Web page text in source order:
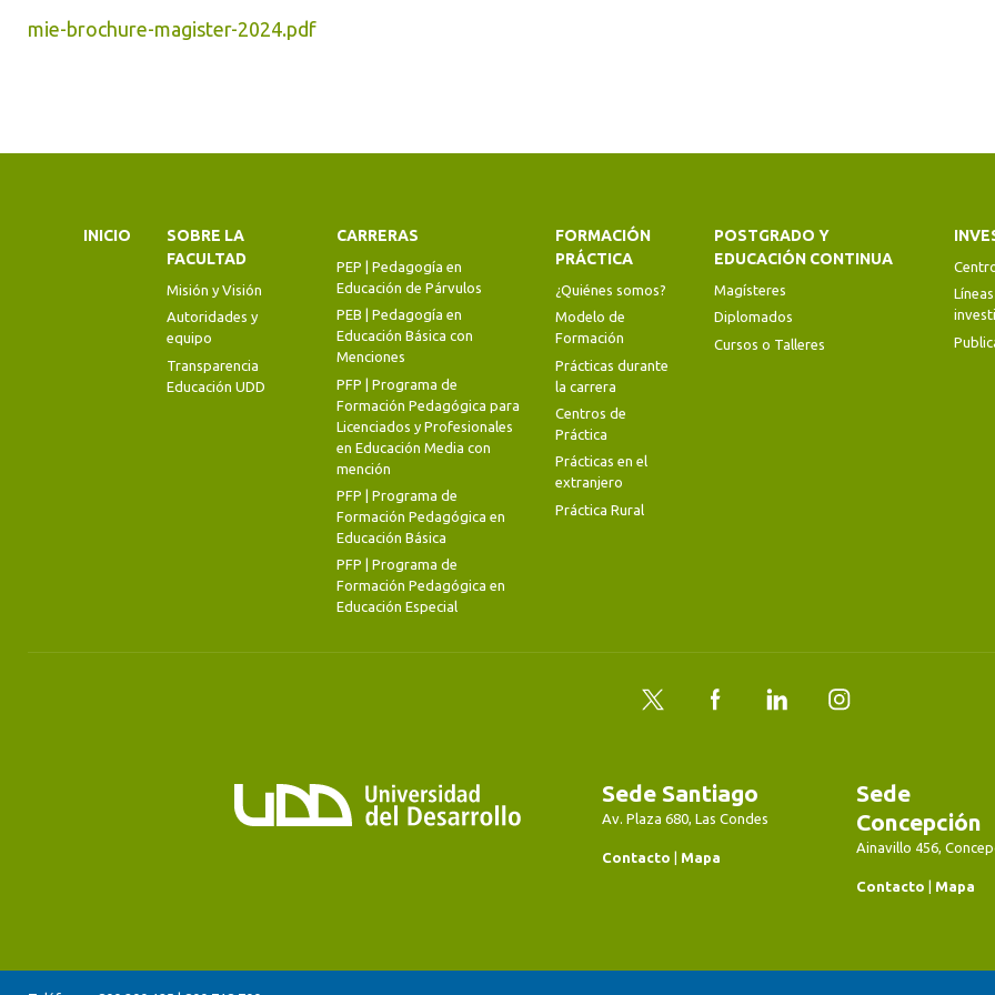
mie-brochure-magister-2024.pdf
INICIO
SOBRE LA
FACULTAD
Misión y Visión
Autoridades y
equipo
Transparencia
Educación UDD
CARRERAS
PEP | Pedagogía en
Educación de Párvulos
PEB | Pedagogía en
Educación Básica con
Menciones
PFP | Programa de
Formación Pedagógica para
Licenciados y Profesionales
en Educación Media con
mención
PFP | Programa de
Formación Pedagógica en
Educación Básica
PFP | Programa de
Formación Pedagógica en
Educación Especial
FORMACIÓN
PRÁCTICA
¿Quiénes somos?
Modelo de
Formación
Prácticas durante
la carrera
Centros de
Práctica
Prácticas en el
extranjero
Práctica Rural
POSTGRADO Y
EDUCACIÓN CONTINUA
Magísteres
Diplomados
Cursos o Talleres
Twitter FacebookLinkedInInstagram
Sede Santiago
Av. Plaza 680, Las Condes
Contacto | Mapa
Sede
Concepción
Ainavillo 456,
Contacto | Mapa